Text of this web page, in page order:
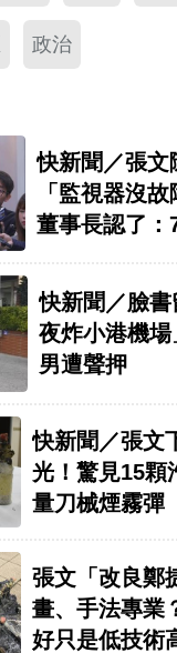
政治
快新聞／張文
「監視器沒
董事長認了：
快新聞／臉
夜炸小港機
男遭聲押
快新聞／張文
光！驚見15
量刀械煙霧彈
張文「改良鄭
畫、手法專業
好只是低技術